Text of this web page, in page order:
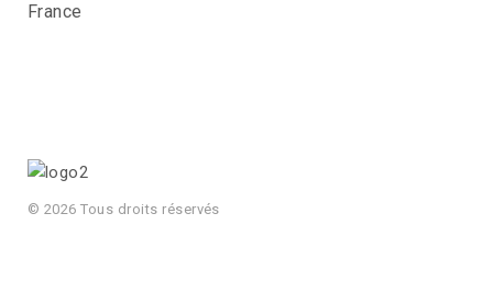
France
© 2026 Tous droits réservés